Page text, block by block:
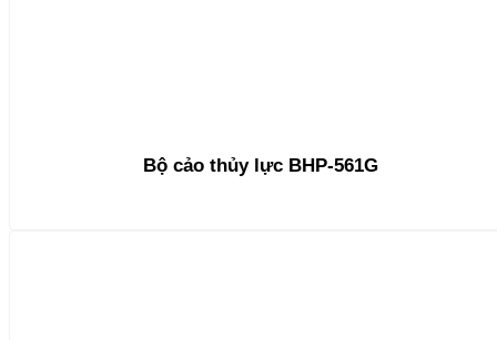
Bộ cảo thủy lực BHP-561G